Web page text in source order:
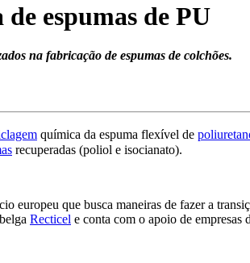
espumas de PU
na fabricação de espumas de colchões.
química da espuma flexível de
recuperadas (poliol e isocianato).
europeu que busca maneiras de fazer a
Recticel e conta com o apoio de empresas